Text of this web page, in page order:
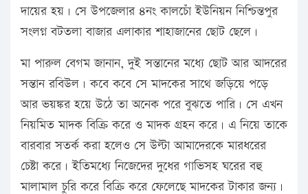
দায়ের হয়। সে উপজেলার ৪নং কালচোঁ ইউনিয়ন নিশ্চিন্তপুর
সংলগ্ন বটতলা বাজার এলাকার শাহাজানের ছোট ছেলে।
মা পারুল বেগম জানান, দুই সন্তানের মধ্যে ছোট আর আদরের
সন্তান রবিউল। কবে কবে সে মাদকের সাথে জড়িয়ে পড়ে
আর ভয়ঙ্কর হয়ে উঠে তা অনেক পরে বুঝতে পারি। সে এখন
নিয়মিত মাদক বিক্রি করে ও মাদক গ্রহন করে। এ নিয়ে তাকে
বারবার সতর্ক করা হলেও সে উল্টা আমাদেরকে মারধরের
চেষ্টা করে। ইতিমধ্যে নিজেদের দুধের গাভিসহ ঘরের বহু
মালামাল চুরি করে বিক্রি করে ফেলেছে মাদকের টাকার জন্য।